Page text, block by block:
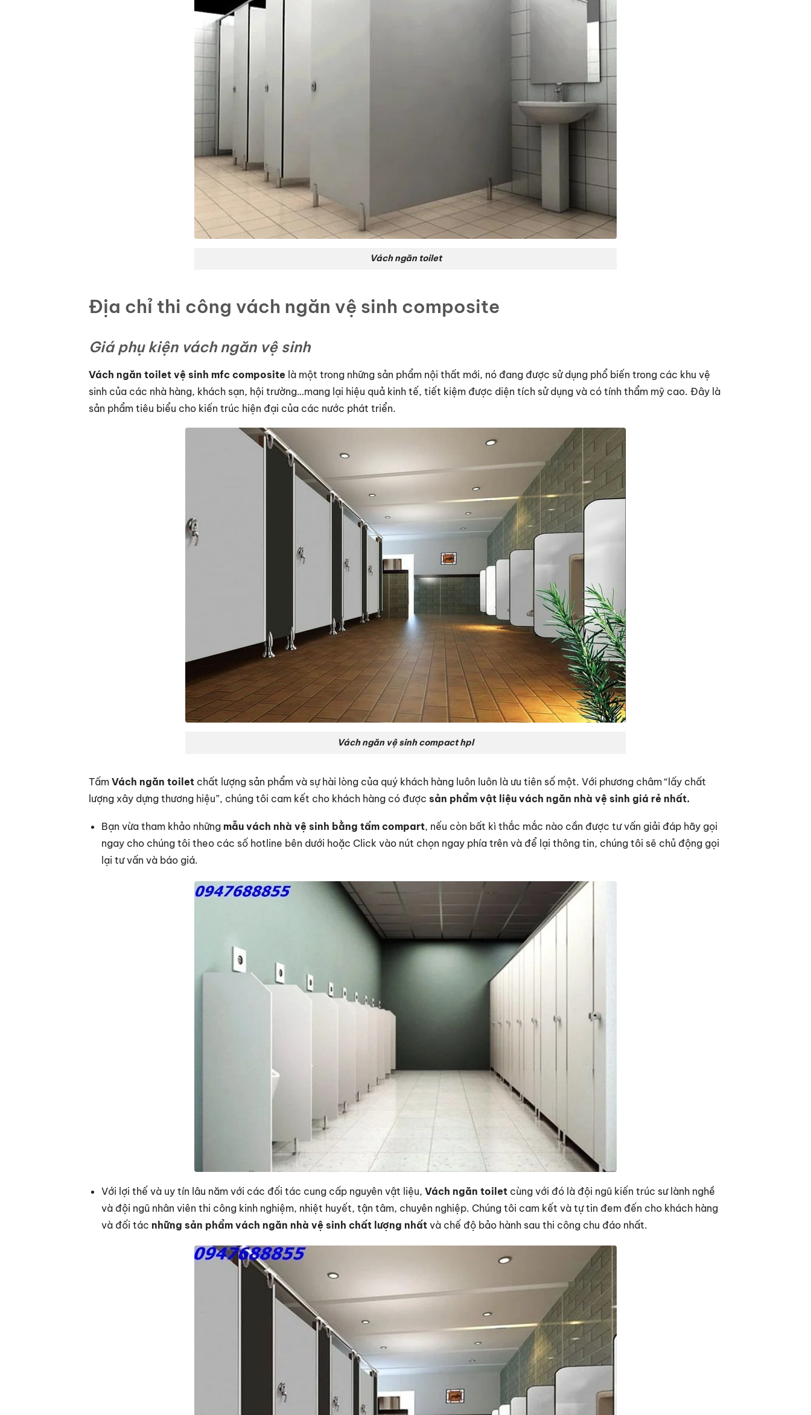
Vách ngăn toilet
Địa chỉ thi công vách ngăn vệ sinh composite
Giá phụ kiện vách ngăn vệ sinh
Vách ngăn toilet vệ sinh mfc composite là một trong những sản phẩm nội thất mới, nó đang được sử dụng phổ biến trong các khu vệ
sinh của các nhà hàng, khách sạn, hội trường…mang lại hiệu quả kinh tế, tiết kiệm được diện tích sử dụng và có tính thẩm mỹ cao. Đây là
sản phẩm tiêu biểu cho kiến trúc hiện đại của các nước phát triển.
Vách ngăn vệ sinh compact hpl
Tấm Vách ngăn toilet chất lượng sản phẩm và sự hài lòng của quý khách hàng luôn luôn là ưu tiên số một. Với phương châm “lấy chất
lượng xây dựng thương hiệu”, chúng tôi cam kết cho khách hàng có được sản phẩm vật liệu vách ngăn nhà vệ sinh giá rẻ nhất.
Bạn vừa tham khảo những mẫu vách nhà vệ sinh bằng tấm compart, nếu còn bất kì thắc mắc nào cần được tư vấn giải đáp hãy gọi
ngay cho chúng tôi theo các số hotline bên dưới hoặc Click vào nút chọn ngay phía trên và để lại thông tin, chúng tôi sẽ chủ động gọi
lại tư vấn và báo giá.
Với lợi thế và uy tín lâu năm với các đối tác cung cấp nguyên vật liệu, Vách ngăn toiletcùng với đó là đội ngũ kiến trúc sư lành nghề
và đội ngũ nhân viên thi công kinh nghiệm, nhiệt huyết, tận tâm, chuyên nghiệp. Chúng tôi cam kết và tự tin đem đến cho khách hàng
và đối tác những sản phẩm vách ngăn nhà vệ sinh chất lượng nhấtvà chế độ bảo hành sau thi công chu đáo nhất.